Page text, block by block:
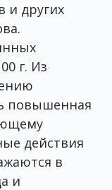
и других
г. Из
повышенная
действия
в
и